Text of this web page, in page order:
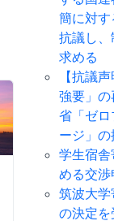
学生宿舎
求める交
簡に対す
抗議し
求める
【抗議
強要」
省「ゼ
ージ」
学生宿
める交渉
筑波大
の決定